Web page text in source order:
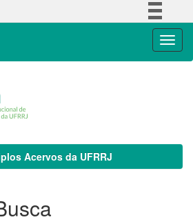
Acervos da UFRRJ